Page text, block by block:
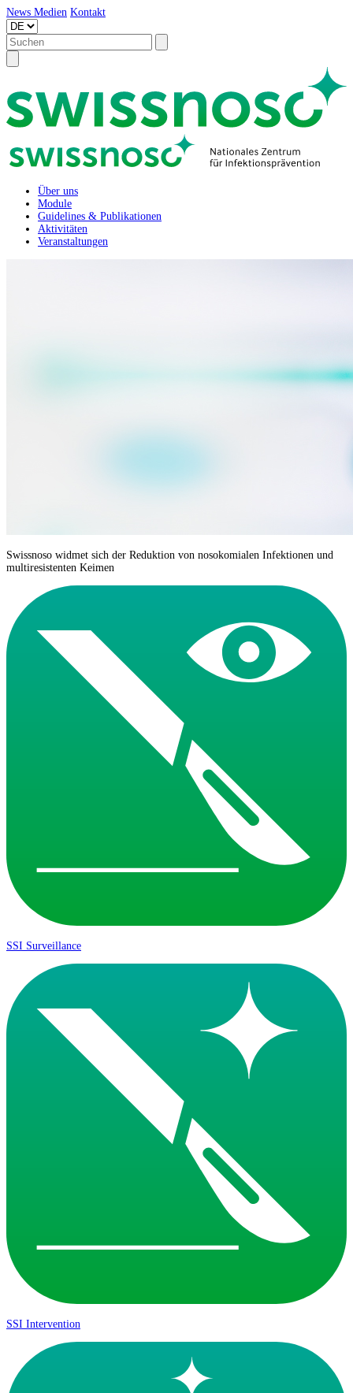
News Medien Kontakt
Über uns
Module
Guidelines & Publikationen
Aktivitäten
Veranstaltungen
Swissnoso widmet sich der Reduktion von nosokomialen Infektionen und
multiresistenten Keimen
SSI Surveillance
SSI Intervention